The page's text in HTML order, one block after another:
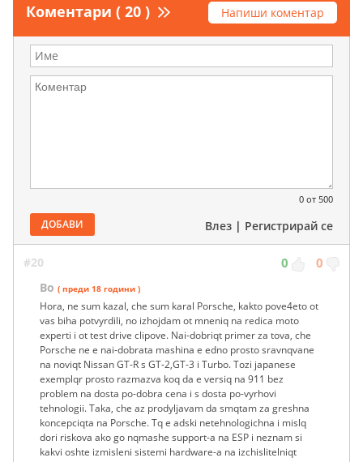
Коментари ( 20 ) Напиши коментар
0 от 500
ДОБАВИ Влез | Регистрирай се
#20 0 0
Bo ( преди 18 години )
Hora, ne sum kazal, che sum karal Porsche, kakto pove4eto ot
vas biha potvyrdili, no izhojdam ot mneniq na redica moto
experti i ot test drive clipove. Nai-dobriqt primer za tova, che
Porsche ne e nai-dobrata mashina e edno prosto sravnqvane
na noviqt Nissan GT-R s GT-2,GT-3 i Turbo. Tozi japanese
exemplqr prosto razmazva koq da e versiq na 911 bez
problem na dosta po-dobra cena i s dosta po-vyrhovi
tehnologii. Taka, che az prodyljavam da smqtam za greshna
koncepciqta na Porsche. Tq e adski netehnologichna i mislq
dori riskova ako go nqmashe support-a na ESP i neznam si
kakvi oshte izmisleni sistemi hardware-a na izchislitelniqt